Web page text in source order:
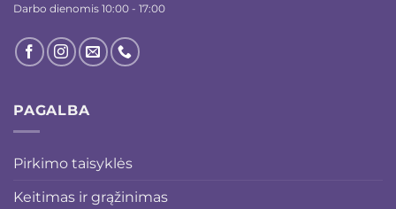
Darbo dienomis 10:00 - 17:00
PAGALBA
Pirkimo taisyklės
Keitimas ir grąžinimas